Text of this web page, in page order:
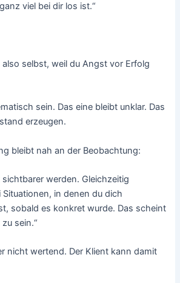
viel bei dir los ist.“
also selbst, weil du Angst vor Erfolg
sein. Das eine bleibt unklar. Das
erzeugen.
bleibt nah an der Beobachtung:
sichtbarer werden. Gleichzeitig
in denen du dich
sobald es konkret wurde. Das scheint
sein.“
nicht wertend. Der Klient kann damit